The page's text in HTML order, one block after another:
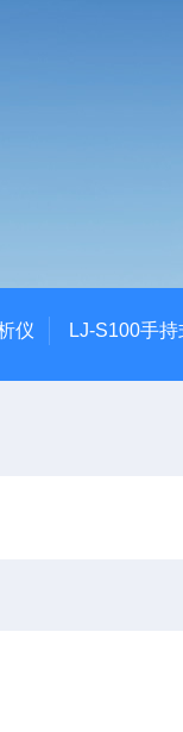
仪 LJ-S100手